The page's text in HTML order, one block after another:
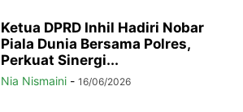
Ketua DPRD Inhil Hadiri Nobar
Piala Dunia Bersama Polres,
Perkuat Sinergi...
Nia Nismaini - 16/06/2026